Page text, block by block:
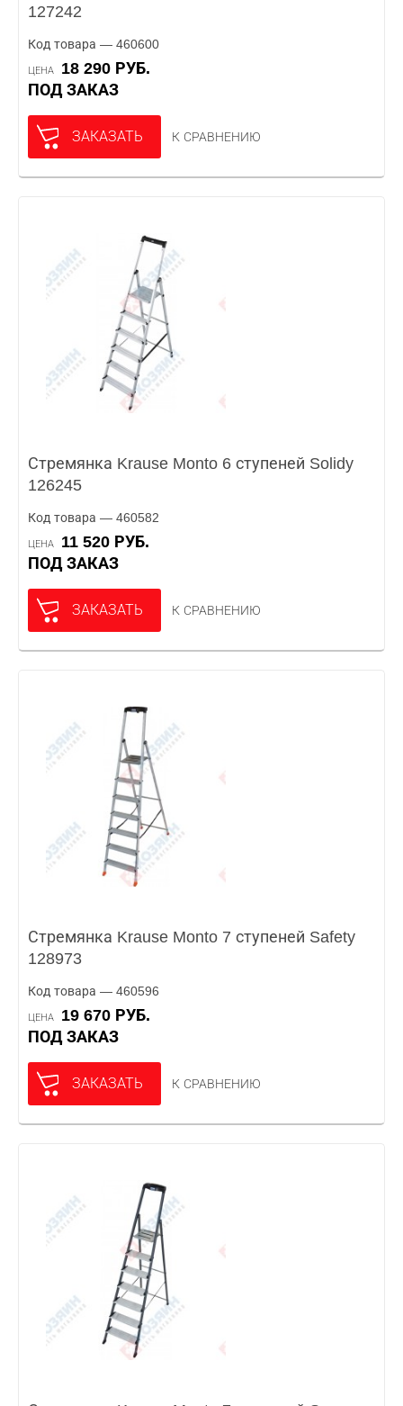
127242
Код товара — 460600
ЦЕНА
18 290 РУБ.
ПОД ЗАКАЗ
ЗАКАЗАТЬ К СРАВНЕНИЮ
Стремянка Krause Monto 6 ступеней Solidy
126245
Код товара — 460582
ЦЕНА
11 520 РУБ.
ПОД ЗАКАЗ
ЗАКАЗАТЬ К СРАВНЕНИЮ
Стремянка Krause Monto 7 ступеней Safety
128973
Код товара — 460596
ЦЕНА
19 670 РУБ.
ПОД ЗАКАЗ
ЗАКАЗАТЬ К СРАВНЕНИЮ